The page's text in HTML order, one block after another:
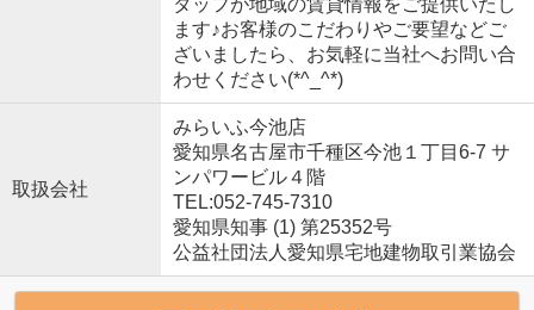
タッフが地域の賃貸情報をご提供いたし
ます♪お客様のこだわりやご要望などご
ざいましたら、お気軽に当社へお問い合
わせください(*^_^*)
取扱会社
みらいふ今池店
愛知県名古屋市千種区今池１丁目6-7 サ
ンパワービル４階
TEL:052-745-7310
愛知県知事 (1) 第25352号
公益社団法人愛知県宅地建物取引業協会